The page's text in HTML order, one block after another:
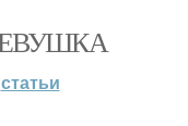
статьи